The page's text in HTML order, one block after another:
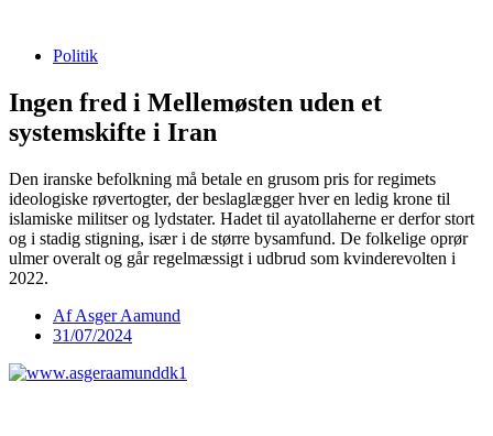
indholdPolitik
Ingen fred i Mellemøsten uden et
systemskifte i Iran
Den iranske befolkning må betale en grusom pris for regimets
ideologiske røvertogter, der beslaglægger hver en ledig krone til
islamiske militser og lydstater. Hadet til ayatollaherne er derfor stort
og i stadig stigning, især i de større bysamfund. De folkelige oprør
ulmer overalt og går regelmæssigt i udbrud som kvinderevolten i
2022.
AfAsger Aamund
31/07/2024